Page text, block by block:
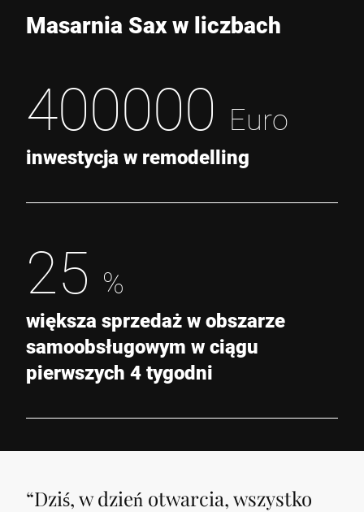
Masarnia Sax w liczbach
400000 Euro
inwestycja w remodelling
25 %
większa sprzedaż w obszarze
samoobsługowym w ciągu
pierwszych 4 tygodni
“Dziś, w dzień otwarcia, wszystko